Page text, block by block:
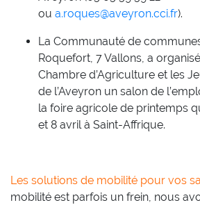
ou a.roques@aveyron.cci.fr).
La Communauté de
Roquefort, 7 Vallons, a
Chambre d’Agriculture et les
de l’Aveyron un salon de
la foire agricole de printemps
et 8 avril à Saint-Affrique.
Les solutions de mobilité pour vos
mobilité est parfois un frein, nous